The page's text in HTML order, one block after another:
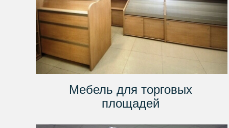
Мебель для торговых
площадей